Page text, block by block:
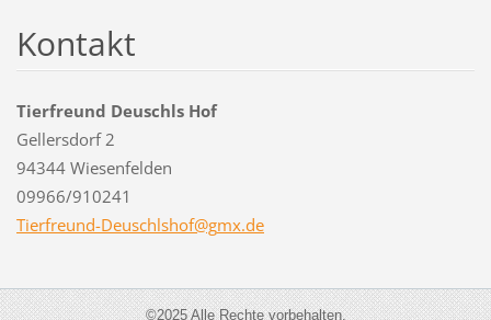
Kontakt
Tierfreund Deuschls Hof
Gellersdorf 2
94344 Wiesenfelden
09966/910241
Tierfreund-Deuschlshof@gmx.de
©2025 Alle Rechte vorbehalten.